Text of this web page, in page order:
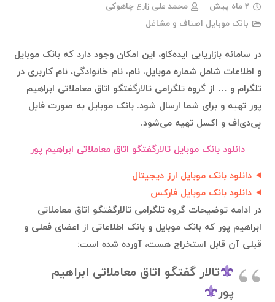
2 ماه پیش
محمد علی زارع چاهوکی
بانک موبایل اصناف و مشاغل
در سامانه بازاریابی ایده‌کاو، این امکان وجود دارد که بانک موبایل
و اطلاعات شامل شماره موبایل، نام، نام خانوادگی، نام کاربری در
تلگرام و … از گروه تلگرامی تالارگفتگو اتاق معاملاتی ابراهیم
پور تهیه و برای شما ارسال شود. بانک موبایل به صورت فایل
پی‌دی‌اف و اکسل تهیه می‌شود.
دانلود بانک موبایل تالارگفتگو اتاق معاملاتی ابراهیم پور
دانلود بانک موبایل ارز دیجیتال
دانلود بانک موبایل فارکس
در ادامه توضیحات گروه تلگرامی تالارگفتگو اتاق معاملاتی
ابراهیم پور که بانک موبایل و بانک اطلاعاتی از اعضای فعلی و
قبلی آن قابل استخراج هست، آورده شده است:
تالار گفتگو اتاق معاملاتى ابراهيم
پور